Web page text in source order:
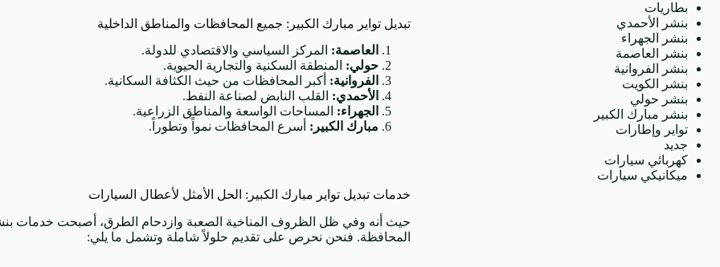
تبديل تواير مبارك الكبير: جميع المحافظات والمناطق الداخلية
العاصمة: المركز السياسي والاقتصادي للدولة.
حولي: المنطقة السكنية والتجارية الحيوية.
الفروانية: أكبر المحافظات من حيث الكثافة السكانية.
الأحمدي: القلب النابض لصناعة النفط.
الجهراء: المساحات الواسعة والمناطق الزراعية.
مبارك الكبير: أسرع المحافظات نمواً وتطوراً.
خدمات تبديل تواير مبارك الكبير: الحل الأمثل لأعطال السيارات
حيث أنه وفي ظل الظروف المناخية الصعبة وازدحام الطرق، أصبحت خدمات
المحافظة. فنحن نحرص على تقديم حلولاً شاملة وتشمل ما يلي:
بطاريات
بنشر الأحمدي
بنشر الجهراء
بنشر العاصمة
بنشر الفروانية
بنشر الكويت
بنشر حولي
بنشر مبارك الكبير
تواير وإطارات
جديد
كهربائي سيارات
ميكانيكي سيارات